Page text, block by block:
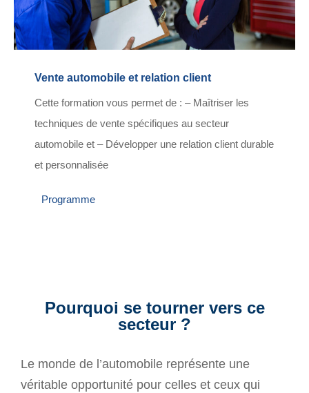
Vente automobile et relation client
Cette formation vous permet de : – Maîtriser les
techniques de vente spécifiques au secteur
automobile et – Développer une relation client durable
et personnalisée
Programme
Pourquoi se tourner vers ce
secteur ?
Le monde de l’automobile représente une
véritable opportunité pour celles et ceux qui